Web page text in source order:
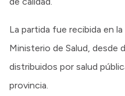
La partida fue recibida en
Ministerio de Salud, desde
distribuidos por salud
provincia.